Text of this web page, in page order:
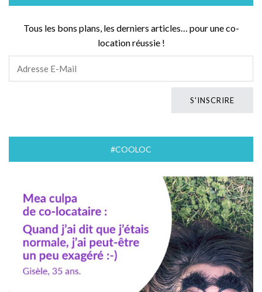
Tous les bons plans, les derniers articles… pour une co-
location réussie !
#COOLOC